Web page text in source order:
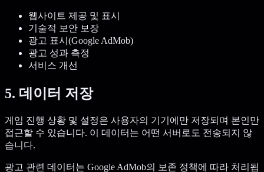
웹사이트 제공 및 표시
기술적 보안 보장
광고 표시(Google AdMob)
광고 성과 측정
서비스 개선
5. 데이터 저장
게임 진행 상황 및 설정은 사용자의 기기에만 저장되며 본인만
접근할 수 있습니다. 이 데이터는 어떤 서버로도 전송되지 않
습니다.
광고 관련 데이터는 Google AdMob의 보존 정책에 따라 처리됩